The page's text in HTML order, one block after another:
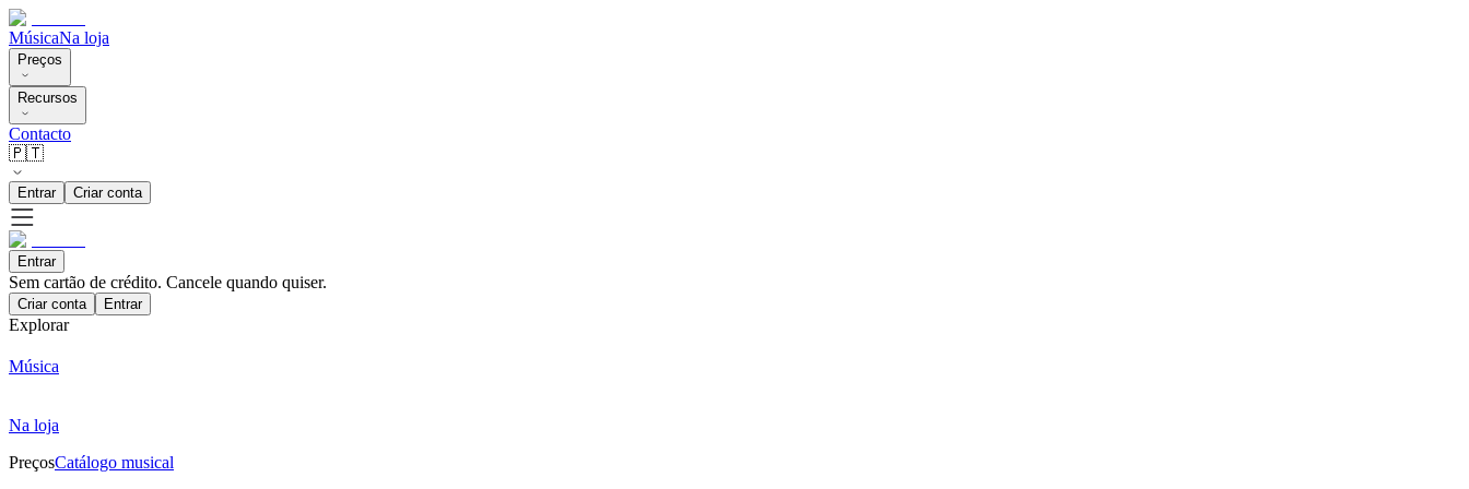
MúsicaNa loja
Preços
Recursos
Contacto
🇵🇹
Entrar Criar conta
Entrar
Sem cartão de crédito. Cancele quando quiser.
Criar conta Entrar
Explorar
Música
Na loja
PreçosCatálogo musical